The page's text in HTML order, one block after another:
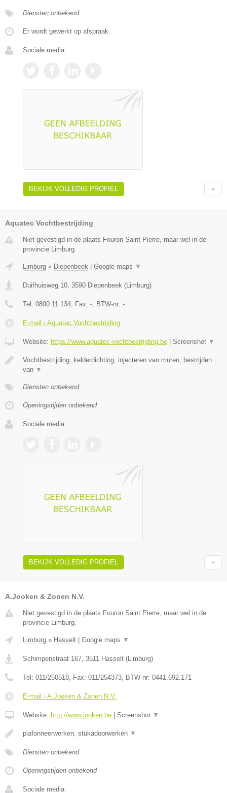
Diensten onbekend
Er wordt gewerkt op afspraak.
Sociale media:
BEKIJK VOLLEDIG PROFIEL
Aquatec Vochtbestrijding
Niet gevestigd in de plaats Fouron Saint Pierre, maar wel in de
provincie Limburg.
Limburg » Diepenbeek | Google maps ▼
Duifhuisweg 10 3590 Diepenbeek (Limburg)
Tel: 0800 11 134 , Fax: - , BTW-nr: -
E-mail › Aquatec Vochtbestrijding
Website: https://www.aquatec-vochtbestrijding.be | Screenshot ▼
Vochtbestrijding, kelderdichting, injecteren van muren, bestrijden
van ▼
Diensten onbekend
Openingstijden onbekend
Sociale media:
BEKIJK VOLLEDIG PROFIEL
A.Jooken & Zonen N.V.
Niet gevestigd in de plaats Fouron Saint Pierre, maar wel in de
provincie Limburg.
Limburg » Hasselt Google maps ▼
Schimpenstraat 167, 3511 Hasselt (Limburg)
Tel: 011/250518, Fax: 011/254373, BTW-nr: 0441.692.171
E-mail › A.Jooken & Zonen N.V.
Website: http://www.jooken.be Screenshot ▼
plafonneerwerken, stukadoorwerken ▼
Diensten onbekend
Openingstijden onbekend
Sociale media: